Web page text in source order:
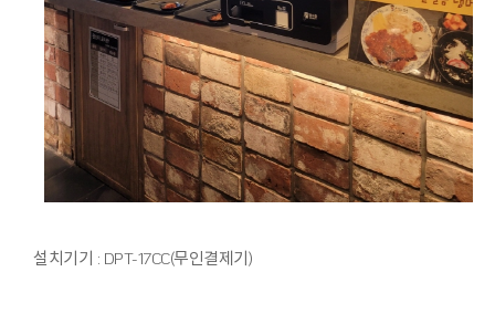
설치기기 : DPT-17CC(무인결제기)